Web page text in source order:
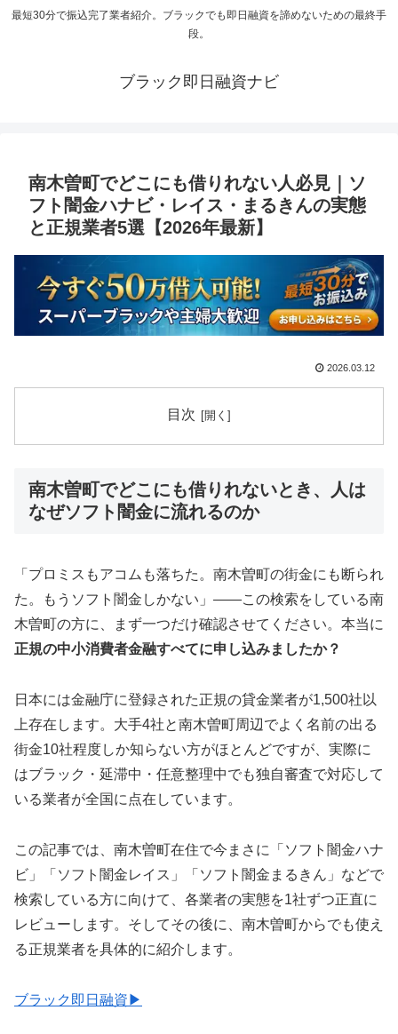
最短30分で振込完了業者紹介。ブラックでも即日融資を諦めないための最終手
段。
ブラック即日融資ナビ
南木曽町でどこにも借りれない人必見｜ソ
フト闇金ハナビ・レイス・まるきんの実態
と正規業者5選【2026年最新】
2026.03.12
目次
南木曽町でどこにも借りれないとき、人は
なぜソフト闇金に流れるのか
「プロミスもアコムも落ちた。南木曽町の街金にも断られ
た。もうソフト闇金しかない」——この検索をしている南
木曽町の方に、まず一つだけ確認させてください。本当に
正規の中小消費者金融すべてに申し込みましたか？
日本には金融庁に登録された正規の貸金業者が1,500社以
上存在します。大手4社と南木曽町周辺でよく名前の出る
街金10社程度しか知らない方がほとんどですが、実際に
はブラック・延滞中・任意整理中でも独自審査で対応して
いる業者が全国に点在しています。
この記事では、南木曽町在住で今まさに「ソフト闇金ハナ
ビ」「ソフト闇金レイス」「ソフト闇金まるきん」などで
検索している方に向けて、各業者の実態を1社ずつ正直に
レビューします。そしてその後に、南木曽町からでも使え
る正規業者を具体的に紹介します。
ブラック即日融資▶